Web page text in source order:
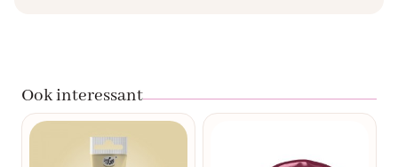
Ook interessant